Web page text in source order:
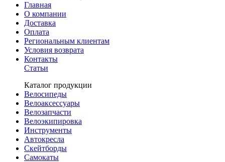
Главная
О компании
Доставка
Оплата
Региональным клиентам
Условия возврата
Контакты
Статьи
Каталог продукции
Велосипеды
Велоаксессуары
Велозапчасти
Велоэкипировка
Инструменты
Автокресла
Скейтборды
Самокаты